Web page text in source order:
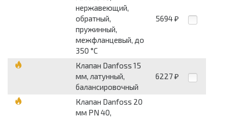
нержавеющий,
обратный,
пружинный,
межфланцевый, до
350 °С
5694 ₽
Клапан Danfoss 15
мм, латунный,
балансировочный
6227 ₽
Клапан Danfoss 20
мм PN 40,